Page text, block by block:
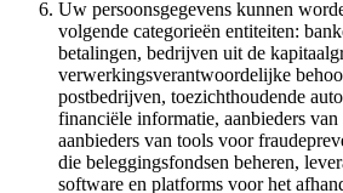
Uw persoonsgegevens kunnen
volgende categorieën entiteiten:
betalingen, bedrijven uit de
verwerkingsverantwoordelijke
postbedrijven, toezichthoudende
financiële informatie, aanbieders van
aanbieders van tools voor
die beleggingsfondsen beheren,
software en platforms voor het